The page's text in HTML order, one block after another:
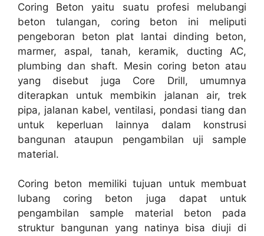
Coring Beton yaitu suatu profesi melubangi
beton tulangan, coring beton ini meliputi
pengeboran beton plat lantai dinding beton,
marmer, aspal, tanah, keramik, ducting AC,
plumbing dan shaft. Mesin coring beton atau
yang disebut juga Core Drill, umumnya
diterapkan untuk membikin jalanan air, trek
pipa, jalanan kabel, ventilasi, pondasi tiang dan
untuk keperluan lainnya dalam konstrusi
bangunan ataupun pengambilan uji sample
material.
Coring beton memiliki tujuan untuk membuat
lubang coring beton juga dapat untuk
pengambilan sample material beton pada
struktur bangunan yang natinya bisa diuji di